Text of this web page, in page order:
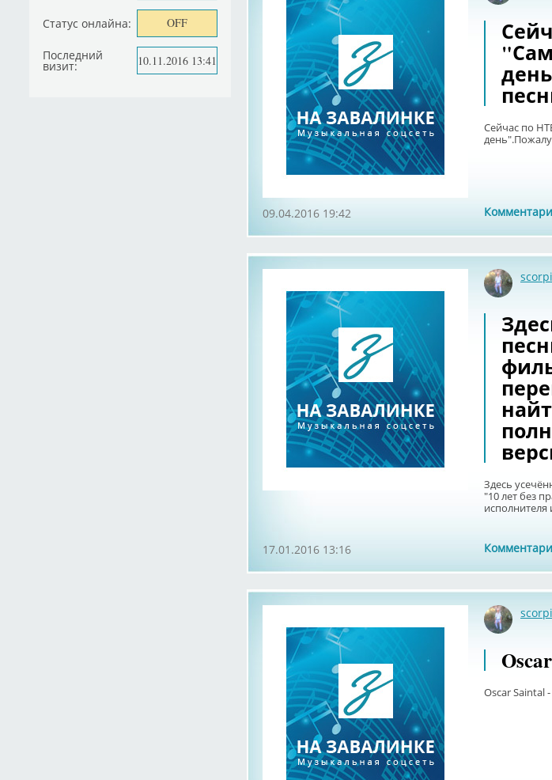
Статус онлайна: OFF
Последний
визит: 10.11.2016 13:41
Сейчас по
09.04.2016 19:42
Здесь
"10 лет без
17.01.2016 13:16
Oscar Saintal